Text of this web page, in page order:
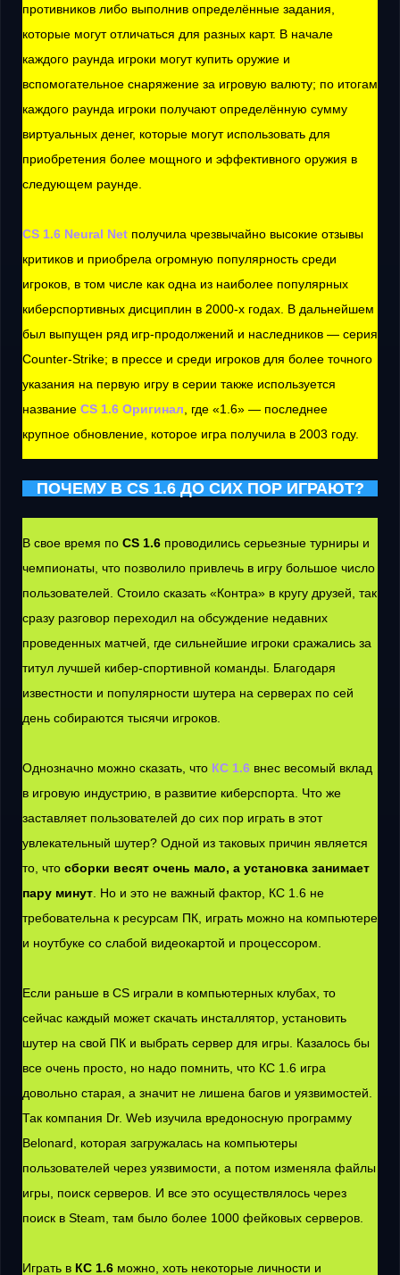
противников либо выполнив определённые задания,
которые могут отличаться для разных карт. В начале
каждого раунда игроки могут купить оружие и
вспомогательное снаряжение за игровую валюту; по итогам
каждого раунда игроки получают определённую сумму
виртуальных денег, которые могут использовать для
приобретения более мощного и эффективного оружия в
следующем раунде.
CS 1.6 Neural Net получила чрезвычайно высокие отзывы
критиков и приобрела огромную популярность среди
игроков, в том числе как одна из наиболее популярных
киберспортивных дисциплин в 2000-х годах. В дальнейшем
был выпущен ряд игр-продолжений и наследников — серия
Counter-Strike; в прессе и среди игроков для более точного
указания на первую игру в серии также используется
название CS 1.6 Оригинал , где «1.6» — последнее
крупное обновление, которое игра получила в 2003 году.
ПОЧЕМУ В CS 1.6 ДО СИХ ПОР ИГРАЮТ?
В свое время по CS 1.6 проводились серьезные турниры и
чемпионаты, что позволило привлечь в игру большое число
пользователей. Стоило сказать «Контра» в кругу друзей, так
сразу разговор переходил на обсуждение недавних
проведенных матчей, где сильнейшие игроки сражались за
титул лучшей кибер-спортивной команды. Благодаря
известности и популярности шутера на серверах по сей
день собираются тысячи игроков.
Однозначно можно сказать, что КС 1.6 внес весомый вклад
в игровую индустрию, в развитие киберспорта. Что же
заставляет пользователей до сих пор играть в этот
увлекательный шутер? Одной из таковых причин является
то, что сборки весят очень мало, а установка занимает
пару минут . Но и это не важный фактор, КС 1.6 не
требовательна к ресурсам ПК, играть можно на компьютере
и ноутбуке со слабой видеокартой и процессором.
Если раньше в CS играли в компьютерных клубах, то
сейчас каждый может скачать инсталлятор, установить
шутер на свой ПК и выбрать сервер для игры. Казалось бы
все очень просто, но надо помнить, что КС 1.6 игра
довольно старая, а значит не лишена багов и уязвимостей.
Так компания Dr. Web изучила вредоносную программу
Belonard, которая загружалась на компьютеры
пользователей через уязвимости, а потом изменяла файлы
игры, поиск серверов. И все это осуществлялось через
поиск в Steam, там было более 1000 фейковых серверов.
Играть в КС 1.6 можно, хоть некоторые личности и